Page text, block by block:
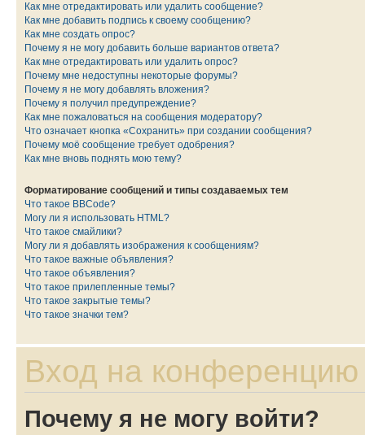
Как мне отредактировать или удалить сообщение?
Как мне добавить подпись к своему сообщению?
Как мне создать опрос?
Почему я не могу добавить больше вариантов ответа?
Как мне отредактировать или удалить опрос?
Почему мне недоступны некоторые форумы?
Почему я не могу добавлять вложения?
Почему я получил предупреждение?
Как мне пожаловаться на сообщения модератору?
Что означает кнопка «Сохранить» при создании сообщения?
Почему моё сообщение требует одобрения?
Как мне вновь поднять мою тему?
Форматирование сообщений и типы создаваемых тем
Что такое BBCode?
Могу ли я использовать HTML?
Что такое смайлики?
Могу ли я добавлять изображения к сообщениям?
Что такое важные объявления?
Что такое объявления?
Что такое прилепленные темы?
Что такое закрытые темы?
Что такое значки тем?
Вход на конференцию
Почему я не могу войти?